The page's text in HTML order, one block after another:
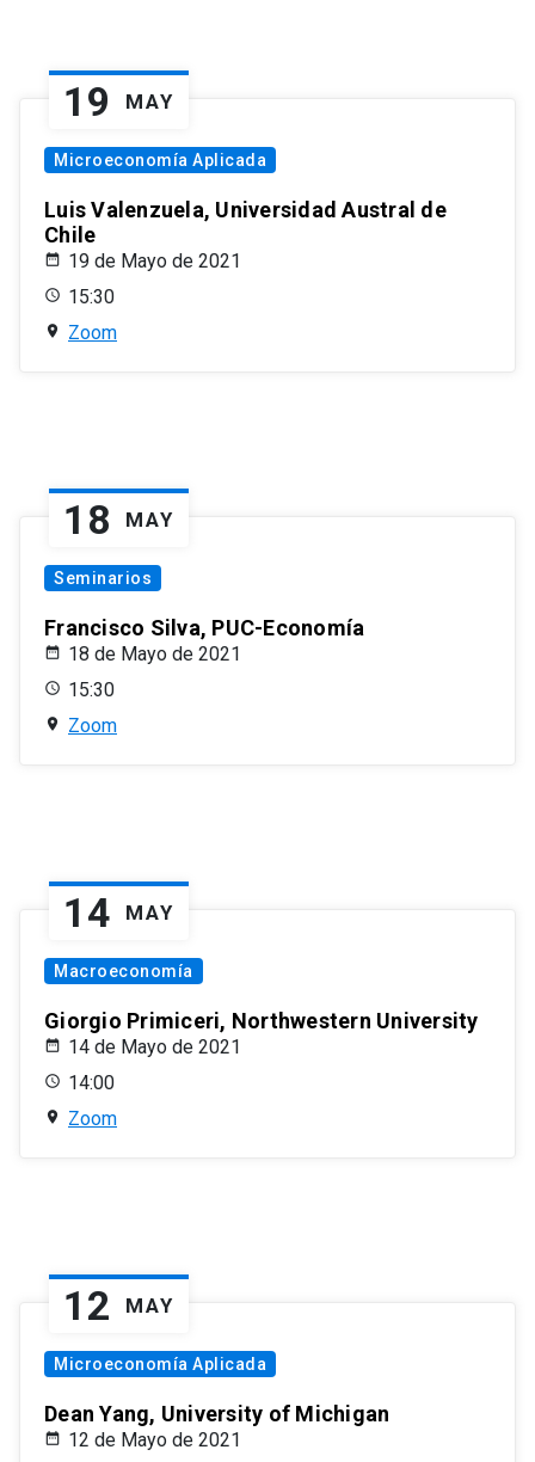
19 MAY
Microeconomía Aplicada
Luis Valenzuela, Universidad Austral de
Chile
19 de Mayo de 2021
15:30
Zoom
18 MAY
Seminarios
Francisco Silva, PUC-Economía
18 de Mayo de 2021
15:30
Zoom
14 MAY
Macroeconomía
Giorgio Primiceri, Northwestern University
14 de Mayo de 2021
14:00
Zoom
12 MAY
Microeconomía Aplicada
Dean Yang, University of Michigan
12 de Mayo de 2021